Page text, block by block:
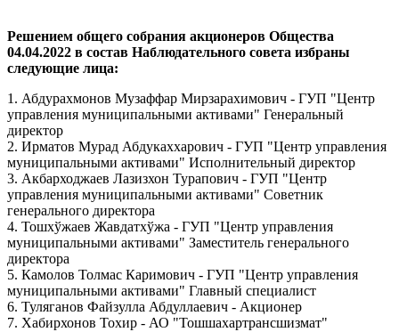
Решением общего собрания акционеров Общества
04.04.2022 в состав Наблюдательного совета избраны
следующие лица:
1. Абдурахмонов Музаффар Мирзарахимович - ГУП "Центр
управления муниципальными активами" Генеральный
директор
2. Ирматов Мурад Абдукаххарович - ГУП "Центр управления
муниципальными активами" Исполнительный директор
3. Акбарходжаев Лазизхон Турапович - ГУП "Центр
управления муниципальными активами" Советник
генерального директора
4. Тошхўжаев Жавдатхўжа - ГУП "Центр управления
муниципальными активами" Заместитель генерального
директора
5. Камолов Толмас Каримович - ГУП "Центр управления
муниципальными активами" Главный специалист
6. Туляганов Файзулла Абдуллаевич - Aкционер
7. Хабирхонов Тохир - АО "Тошшахартрансшизмат"